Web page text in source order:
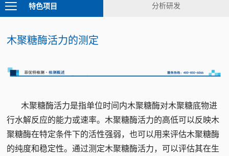
特色项目 分析研发
木聚糖酶活力的测定
木聚糖酶活力是指单位时间内木聚糖酶对木聚糖底物进
行水解反应的能力或速率。木聚糖酶活力的高低可以反映木
聚糖酶在特定条件下的活性强弱，也可以用来评估木聚糖酶
的纯度和稳定性。通过测定木聚糖酶活力，可以评估其在生